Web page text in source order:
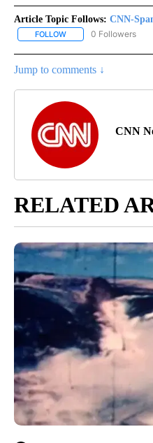
Article Topic Follows: CNN-
FOLLOW FOLLOW "CNN-
0 Followers
Jump to comments ↓
CNN
RELATED